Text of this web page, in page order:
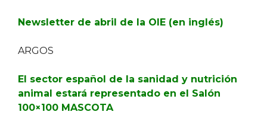
Newsletter de abril de la OIE (en inglés)
ARGOS
El sector español de la sanidad y nutrición
animal estará representado en el Salón
100×100 MASCOTA